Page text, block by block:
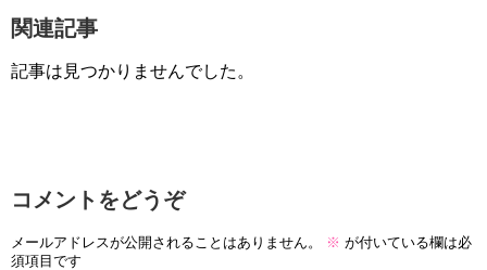
関連記事
記事は見つかりませんでした。
コメントをどうぞ
メールアドレスが公開されることはありません。 ※ が付いている欄は必
須項目です